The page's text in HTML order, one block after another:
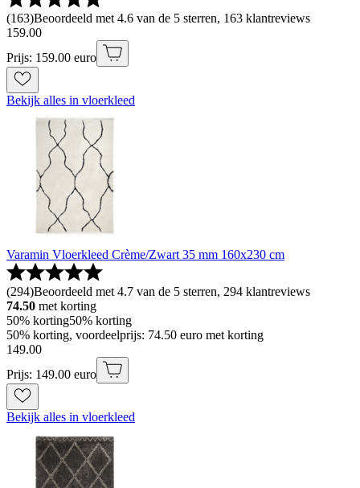
(163)Beoordeeld met 4.6 van de 5 sterren, 163 klantreviews
159.00
Prijs: 159.00 euro
Bekijk alles in vloerkleed
Varamin Vloerkleed Crème/Zwart 35 mm 160x230 cm
(294)Beoordeeld met 4.7 van de 5 sterren, 294 klantreviews
74.50 met korting
50% korting50% korting
50% korting, voordeelprijs: 74.50 euro met korting
149.00
Prijs: 149.00 euro
Bekijk alles in vloerkleed